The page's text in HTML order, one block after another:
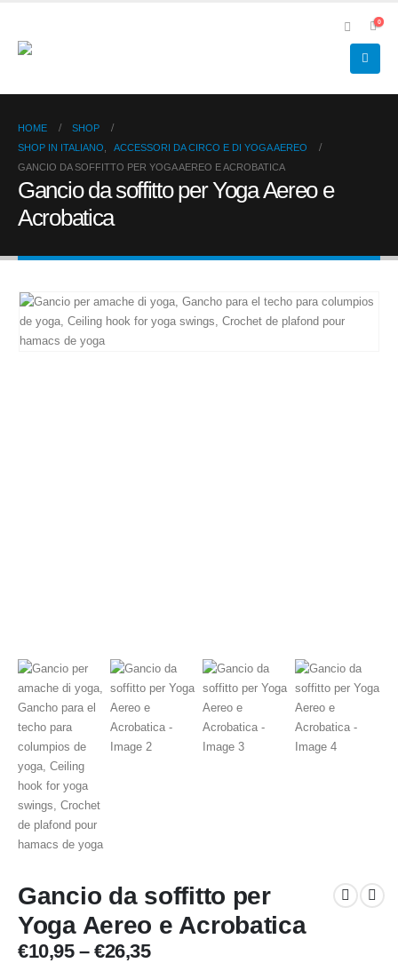
0
HOME
SHOP
SHOP IN ITALIANO
ACCESSORI DA CIRCO E DI YOGA AEREO
GANCIO DA SOFFITTO PER YOGA AEREO E ACROBATICA
Gancio da soffitto per Yoga Aereo e
Acrobatica
Gancio da soffitto per
Yoga Aereo e Acrobatica
€10,95 – €26,35Price